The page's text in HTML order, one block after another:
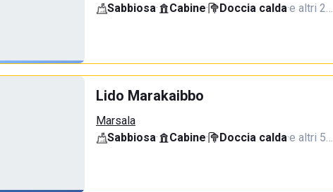
Sabbiosa· Cabine· Doccia calda·e altri 2…
Lido Marakaibbo
Marsala
Sabbiosa· Cabine· Doccia calda·e altri 5…